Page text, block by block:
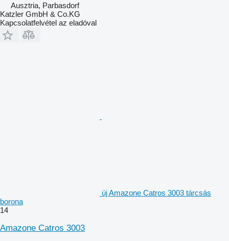
Ausztria, Parbasdorf
Katzler GmbH & Co.KG
Kapcsolatfelvétel az eladóval
új Amazone Catros 3003 tárcsás
borona
14
Amazone Catros 3003